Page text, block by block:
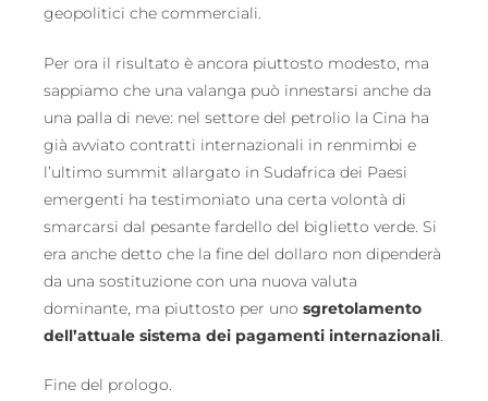
geopolitici che commerciali.
Per ora il risultato è ancora piuttosto modesto, ma
sappiamo che una valanga può innestarsi anche da
una palla di neve: nel settore del petrolio la Cina ha
già avviato contratti internazionali in renmimbi e
l’ultimo summit allargato in Sudafrica dei Paesi
emergenti ha testimoniato una certa volontà di
smarcarsi dal pesante fardello del biglietto verde. Si
era anche detto che la fine del dollaro non dipenderà
da una sostituzione con una nuova valuta
dominante, ma piuttosto per unosgretolamento
dell’attuale sistema dei pagamenti internazionali
Fine del prologo.